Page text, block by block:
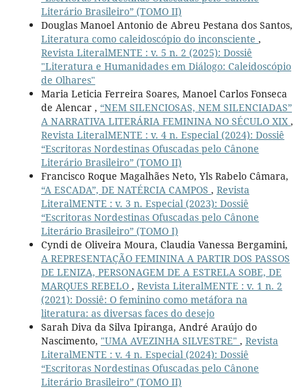
Literário Brasileiro” (TOMO II)
Douglas Manoel Antonio de Abreu Pestana dos Santos,
Literatura como caleidoscópio do inconsciente ,
Revista LiteralMENTE : v. 5 n. 2 (2025): Dossiê
"Literatura e Humanidades em Diálogo: Caleidoscópio
de Olhares"
Maria Leticia Ferreira Soares, Manoel Carlos Fonseca
de Alencar , “NEM SILENCIOSAS, NEM SILENCIADAS”
A NARRATIVA LITERÁRIA FEMININA NO SÉCULO XIX ,
Revista LiteralMENTE : v. 4 n. Especial (2024): Dossiê
“Escritoras Nordestinas Ofuscadas pelo Cânone
Literário Brasileiro” (TOMO II)
Francisco Roque Magalhães Neto, Yls Rabelo Câmara,
“A ESCADA”, DE NATÉRCIA CAMPOS , Revista
LiteralMENTE : v. 3 n. Especial (2023): Dossiê
“Escritoras Nordestinas Ofuscadas pelo Cânone
Literário Brasileiro” (TOMO I)
Cyndi de Oliveira Moura, Claudia Vanessa Bergamini,
A REPRESENTAÇÃO FEMININA A PARTIR DOS PASSOS
DE LENIZA, PERSONAGEM DE A ESTRELA SOBE, DE
MARQUES REBELO , Revista LiteralMENTE : v. 1 n. 2
(2021): Dossiê: O feminino como metáfora na
literatura: as diversas faces do desejo
Sarah Diva da Silva Ipiranga, André Araújo do
Nascimento, "UMA AVEZINHA SILVESTRE" , Revista
LiteralMENTE : v. 4 n. Especial (2024): Dossiê
“Escritoras Nordestinas Ofuscadas pelo Cânone
Literário Brasileiro” (TOMO II)